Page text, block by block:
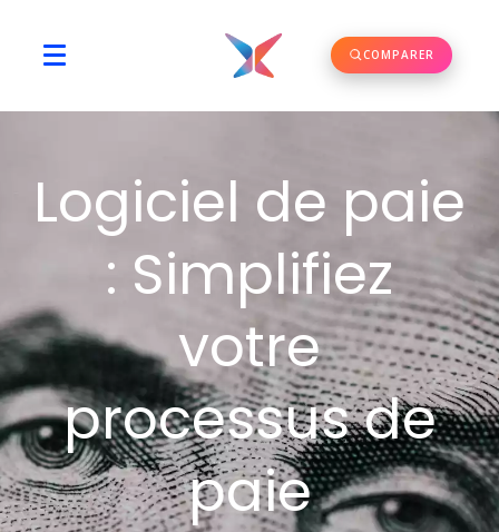
COMPARER
Logiciel de paie
: Simplifiez
votre
processus de
paie